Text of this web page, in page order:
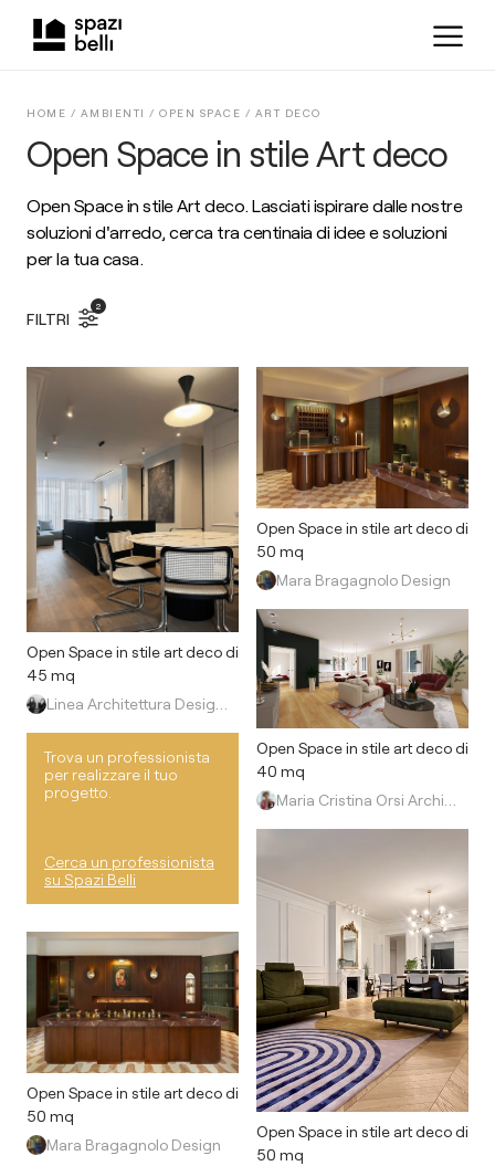
Open Space in stile Art deco
HOME / AMBIENTI / OPEN SPACE / ART DECO
Open Space in stile Art deco. Lasciati ispirare dalle nostre
soluzioni d'arredo, cerca tra centinaia di idee e soluzioni
per la tua casa.
FILTRI
2
Open Space in stile art deco di
45 mq
Trova un professionista
per realizzare il tuo
progetto.
Cerca un professionista
su Spazi Belli
Open Space in stile art deco di
50 mq
Mara Bragagnolo Design
Open Space in stile art deco di
50 mq
Mara Bragagnolo Design
Open Space in stile art deco di
40 mq
Open Space in stile art deco di
50 mq